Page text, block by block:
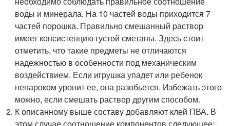
воды и минерала. На 10 частей воды приходится 7
частей порошка. Правильно смешанный раствор
имеет консистенцию густой сметаны. Здесь стоит
отметить, что такие предметы не отличаются
надежностью в особенности под механическим
воздействием. Если игрушка упадет или ребенок
ненароком уронит ее, она разобьется. Избежать этого
можно, если смешать раствор другим способом.
К описанному выше составу добавляют клей ПВА. В
этом случае соотношение компонентов следующее: